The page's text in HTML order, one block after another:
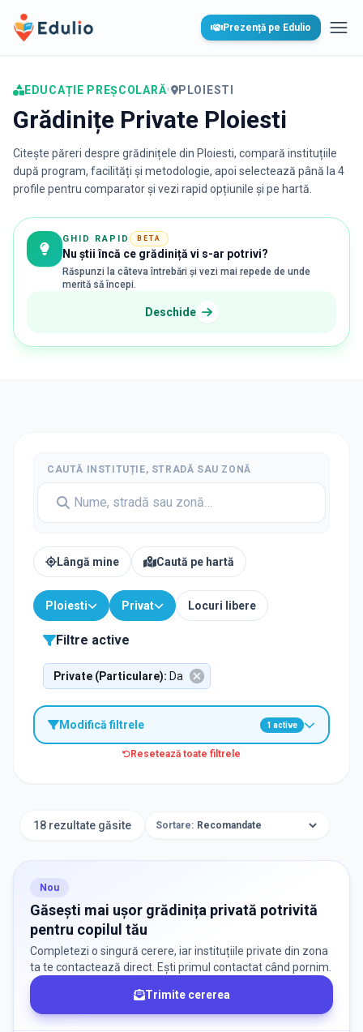
Edulio Prezență pe Edulio
EDUCAȚIE PREȘCOLARĂ• PLOIESTI
Grădinițe Private Ploiesti
Citește păreri despre grădinițele din Ploiesti, compară instituțiile
după program, facilități și metodologie, apoi selectează până la 4
profile pentru comparator și vezi rapid opțiunile și pe hartă.
GHID RAPID BETA
Nu știi încă ce grădiniță vi s-ar potrivi?
Răspunzi la câteva întrebări și vezi mai repede de unde
merită să începi.
Deschide
CAUTĂ INSTITUȚIE, STRADĂ SAU ZONĂ
Lângă mine Caută pe hartă
Ploiesti Privat Locuri libere
Filtre active
Private (Particulare): Da
Modifică filtrele 1 active
Resetează toate filtrele
18 rezultate găsite Sortare:
Nou
Găsești mai ușor grădinița privată potrivită
pentru copilul tău
Completezi o singură cerere, iar instituțiile private din zona
ta te contactează direct. Ești primul contactat când pornim.
Trimite cererea